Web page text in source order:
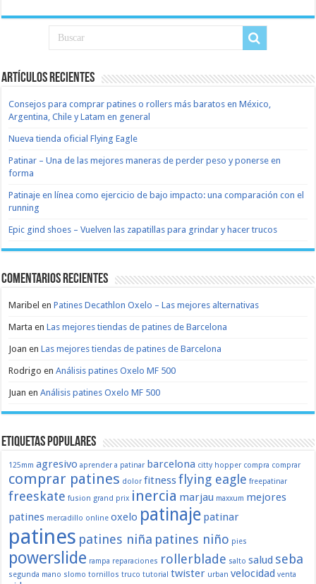
Artículos recientes
Consejos para comprar patines o rollers más baratos en México,
Argentina, Chile y Latam en general
Nueva tienda oficial Flying Eagle
Patinar – Una de las mejores maneras de perder peso y ponerse en
forma
Patinaje en línea como ejercicio de bajo impacto: una comparación con el
running
Epic gind shoes – Vuelven las zapatillas para grindar y hacer trucos
Comentarios recientes
Maribel enPatines Decathlon Oxelo – Las mejores alternativas
Marta enLas mejores tiendas de patines de Barcelona
Joan enLas mejores tiendas de patines de Barcelona
Rodrigo enAnálisis patines Oxelo MF 500
Juan enAnálisis patines Oxelo MF 500
Etiquetas populares
125mm agresivo aprender a patinar barcelona citty hopper compra comprar
comprar patines dolor fitnessflying eagle freepatinar
freeskate fusion grand prix inercia marjau maxxum mejores
patines mercadillo online oxelo patinaje patinar
patines patines niña patines niño pies
powerslide rampa reparaciones rollerblade salto salud seba
segunda mano slomo tornillos truco tutorial twister urban velocidad venta